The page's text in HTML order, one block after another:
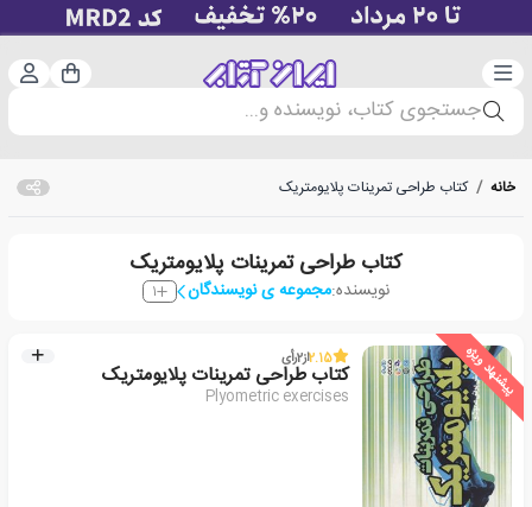
دسته‌بندی سبد
جستجوی کتاب، نویسنده و...
خانه / کتاب طراحی تمرینات پلایومتریک
کتاب طراحی تمرینات پلایومتریک
نویسنده:مجموعه ی نویسندگان 1
پیشنهاد ویژه 2.15از2رأی
کتاب طراحی تمرینات پلایومتریک
Plyometric exercises